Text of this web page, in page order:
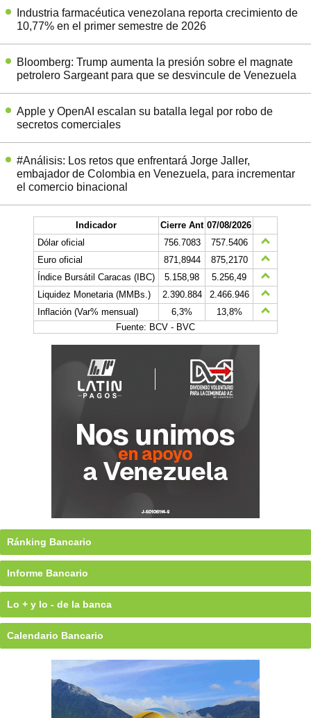
Industria farmacéutica venezolana reporta crecimiento de
10,77% en el primer semestre de 2026
Bloomberg: Trump aumenta la presión sobre el magnate
petrolero Sargeant para que se desvincule de Venezuela
Apple y OpenAI escalan su batalla legal por robo de
secretos comerciales
#Análisis: Los retos que enfrentará Jorge Jaller,
embajador de Colombia en Venezuela, para incrementar
el comercio binacional
Indicador Cierre Ant 07/08/2026
Dólar oficial
756.7083
757.5406
Euro oficial
871,8944
875,2170
Índice Bursátil Caracas (IBC)
5.158,98
5.256,49
Liquidez Monetaria (MMBs.)
2.390.884
2.466.946
Inflación (Var% mensual)
6,3%
13,8%
Fuente: BCV - BVC
Ránking Bancario
Informe Bancario
Lo + y lo - de la banca
Calendario Bancario